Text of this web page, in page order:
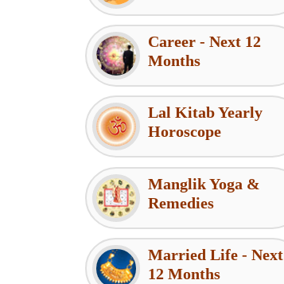
Career - Next 12
Months
Lal Kitab Yearly
Horoscope
Manglik Yoga &
Remedies
Married Life - Next
12 Months